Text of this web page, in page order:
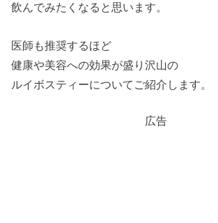
飲んでみたくなると思います。
医師も推奨するほど
健康や美容への効果が盛り沢山の
ルイボスティーについてご紹介します。
広告